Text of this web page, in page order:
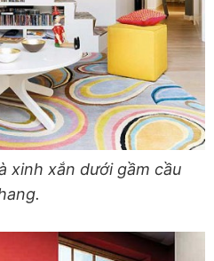
xinh xắn dưới gầm cầu